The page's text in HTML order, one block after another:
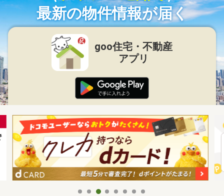
最新の物件情報が届く
goo住宅・不動産
アプリ